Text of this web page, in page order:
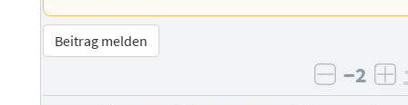
Beitrag melden
negativ
−2